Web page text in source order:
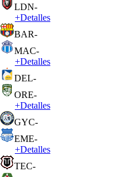
LDN-
+Detalles
BAR-
MAC-
+Detalles
DEL-
ORE-
+Detalles
GYC-
EME-
+Detalles
TEC-